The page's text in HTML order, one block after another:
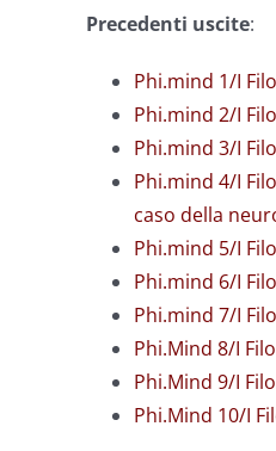
Precedenti uscite:
Phi.mind 1/I
Phi.mind 2/I
Phi.mind 3/I
Phi.mind 4/I
caso della
Phi.mind 5/I
Phi.mind 6/I
Phi.mind 7/I
Phi.Mind 8/I
Phi.Mind 9/I
Phi.Mind 10/I